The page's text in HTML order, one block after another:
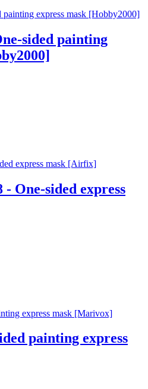
sided painting
One-sided express
painting express